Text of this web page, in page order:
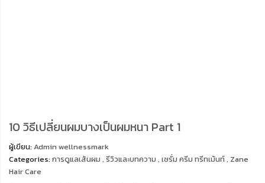
10 วิธีเปลี่ยนผมบางเป็นผมหนา Part 1
ผู้เขียน:Admin wellnessmark
Categories:การดูแลเส้นผม , รีวิวและบทความ , เซรั่ม ครีม ทรีทเม้นท์, Zane
Hair Care